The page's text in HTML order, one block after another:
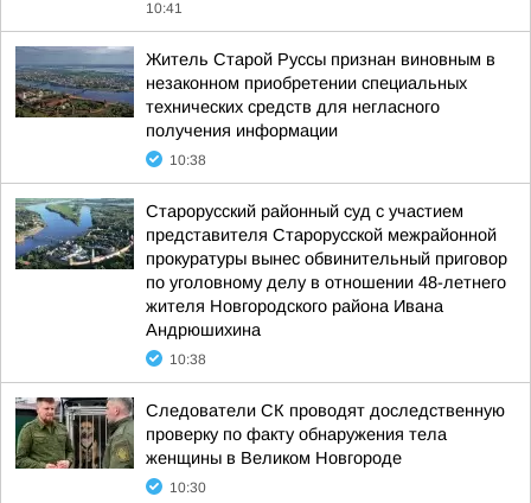
10:41
Житель Старой Руссы признан виновным в
незаконном приобретении специальных
технических средств для негласного
получения информации
10:38
Старорусский районный суд с участием
представителя Старорусской межрайонной
прокуратуры вынес обвинительный приговор
по уголовному делу в отношении 48-летнего
жителя Новгородского района Ивана
Андрюшихина
10:38
Следователи СК проводят доследственную
проверку по факту обнаружения тела
женщины в Великом Новгороде
10:30